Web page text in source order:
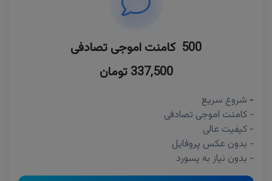
500 کامنت اموجی تصادفی
337,500 تومان
- شروع سریع
- کامنت اموجی تصادفی
- کیفیت عالی
- بدون عکس پروفایل
- بدون نیاز به پسورد